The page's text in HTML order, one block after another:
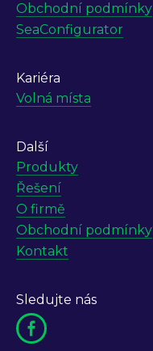
Obchodní podmínky
SeaConfigurator
Kariéra
Volná místa
Další
Produkty
Řešení
O firmě
Obchodní podmínky
Kontakt
Sledujte nás